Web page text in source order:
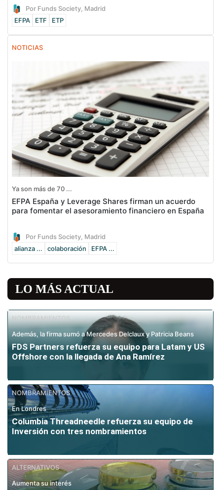
Por Funds Society, Madrid
EFPA
ETF ETP
NOTICIAS
Ya son más de 70 ...
EFPA España y Leverage Shares firman un acuerdo
para fomentar el asesoramiento financiero en España
Por Funds Society, Madrid
alianza ...
colaboración EFPA ...
LO MÁS ACTUAL
NOMBRAMIENTOS
Además, la firma sumó a Mercedes Delclaux y Patricia Beans
FDS Partners refuerza su equipo para Latam y US
Offshore con la llegada de Ana Ramírez
NOMBRAMIENTOS
En Londres
Columbia Threadneedle refuerza su equipo de
Inversión con tres nombramientos
ALTERNATIVOS
Aumenta su interés